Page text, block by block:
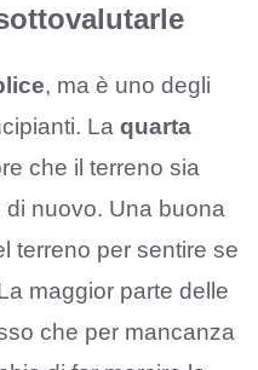
, ma è uno degli
La quarta
che il terreno sia
nuovo. Una buona
terreno per sentire se
maggior parte delle
che per mancanza